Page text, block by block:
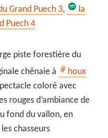
Grand Puech 3,
la
Puech 4
piste forestière du
chênaie à
houx
coloré avec
rouges d’ambiance de
fond du vallon, en
chasseurs